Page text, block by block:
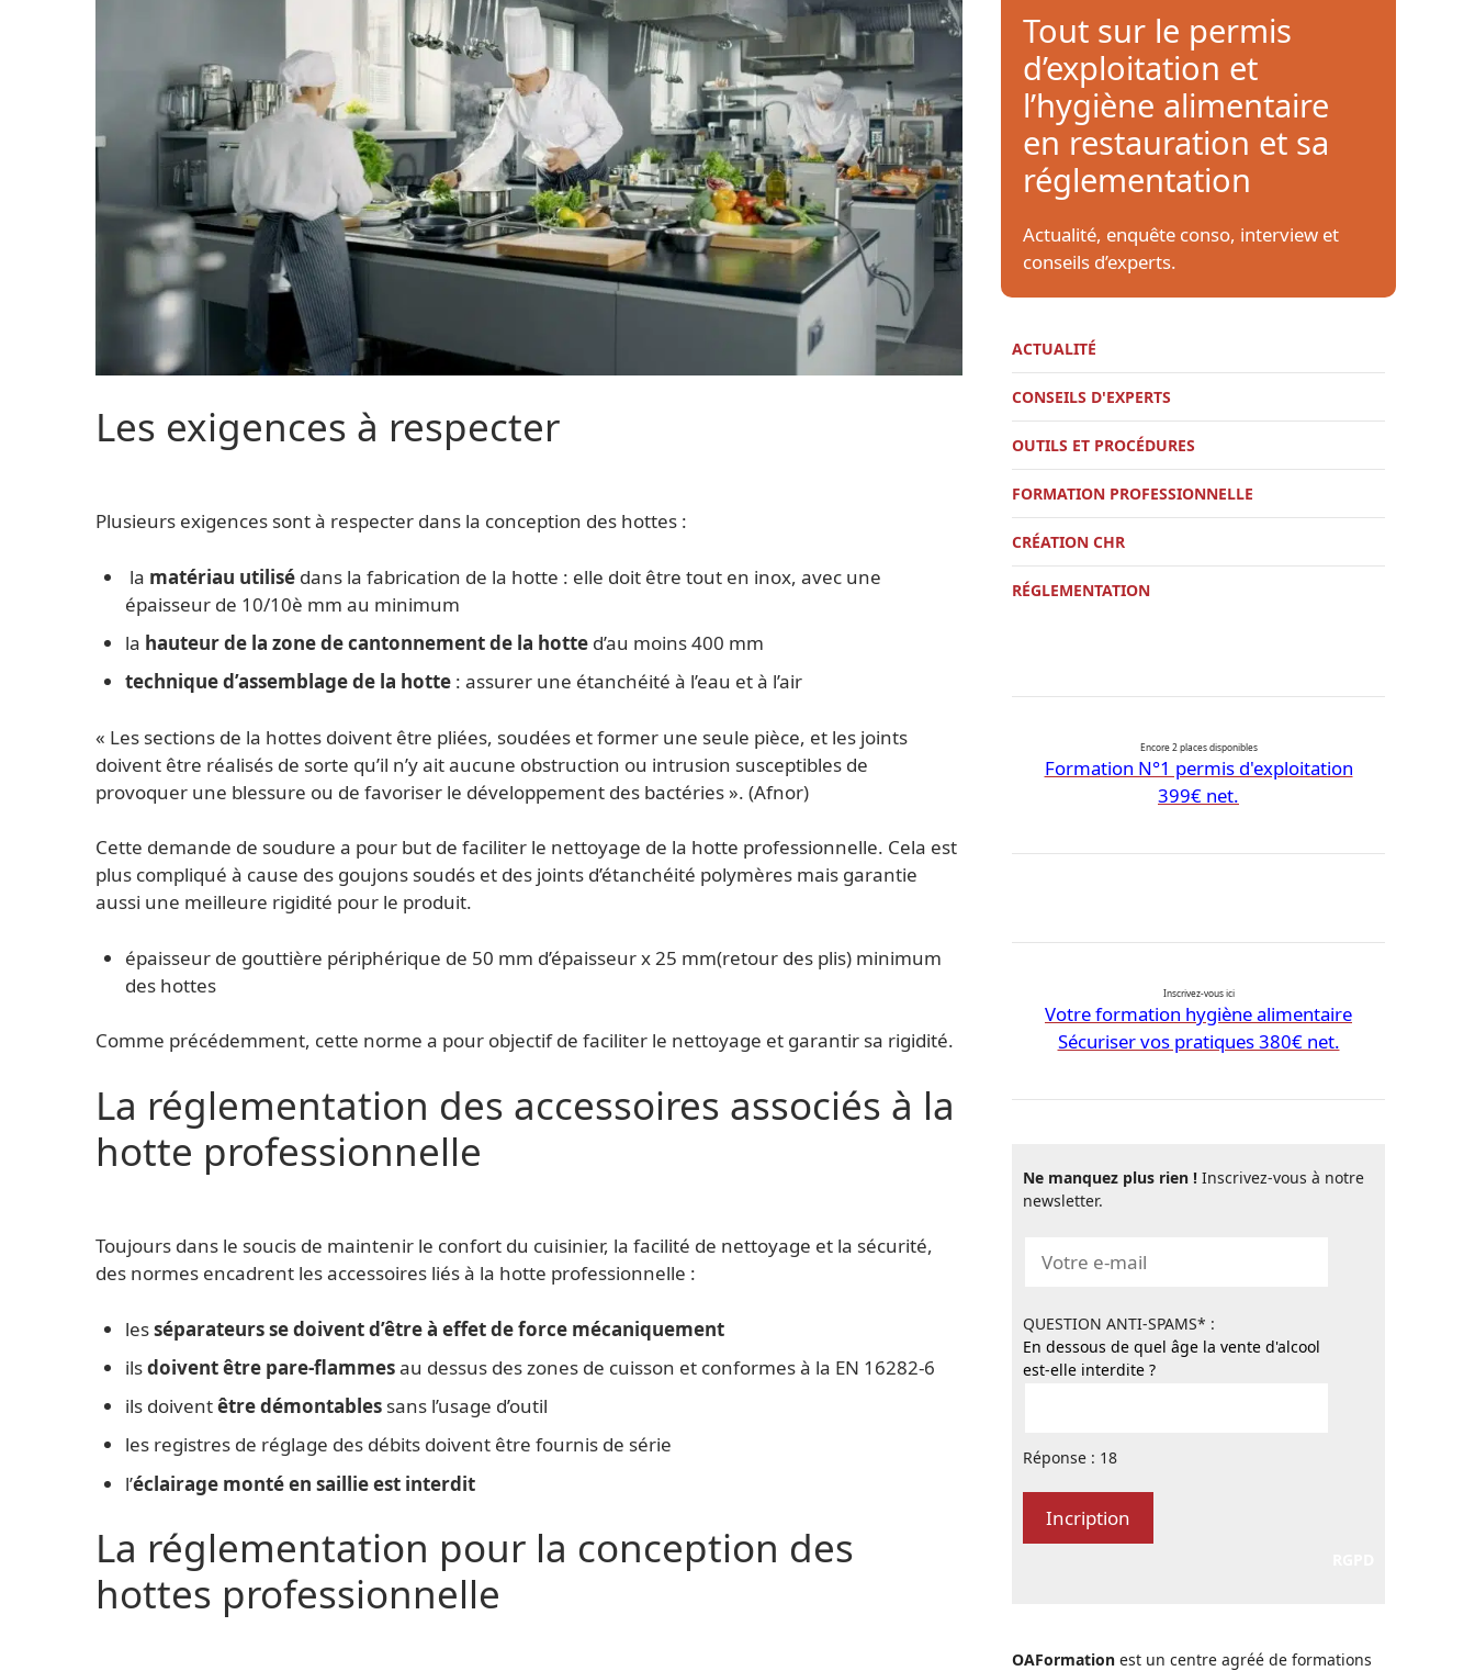
Les exigences à respecter
Plusieurs exigences sont à respecter dans la conception des hottes :
la matériau utilisé dans la fabrication de la hotte : elle doit être tout en inox, avec une
épaisseur de 10/10è mm au minimum
la hauteur de la zone de cantonnement de la hotte d’au moins 400 mm
technique d’assemblage de la hotte : assurer une étanchéité à l’eau et à l’air
« Les sections de la hottes doivent être pliées, soudées et former une seule pièce, et les joints
doivent être réalisés de sorte qu’il n’y ait aucune obstruction ou intrusion susceptibles de
provoquer une blessure ou de favoriser le développement des bactéries ». (Afnor)
Cette demande de soudure a pour but de faciliter le nettoyage de la hotte professionnelle. Cela est
plus compliqué à cause des goujons soudés et des joints d’étanchéité polymères mais garantie
aussi une meilleure rigidité pour le produit.
épaisseur de gouttière périphérique de 50 mm d’épaisseur x 25 mm(retour des plis) minimum
des hottes
Comme précédemment, cette norme a pour objectif de faciliter le nettoyage et garantir sa rigidité.
La réglementation des accessoires associés à la
hotte professionnelle
Toujours dans le soucis de maintenir le confort du cuisinier, la facilité de nettoyage et la sécurité,
des normes encadrent les accessoires liés à la hotte professionnelle :
lesséparateurs se doivent d’être à effet de force mécaniquement
ilsdoivent être pare-flammesau dessus des zones de cuisson et conformes à la EN 16282-6
ils doiventêtre démontables sans l’usage d’outil
les registres de réglage des débits doivent être fournis de série
l’éclairage monté en saillie est interdit
La réglementation pour la conception des
hottes professionnelle
Tout sur le permis
d’exploitation et
l’hygiène alimentaire
en restauration et sa
réglementation
Actualité, enquête conso, interview et
conseils d’experts.
ACTUALITÉ
CONSEILS D'EXPERTS
OUTILS ET PROCÉDURES
FORMATION PROFESSIONNELLE
CRÉATION CHR
RÉGLEMENTATION
Encore 2 places disponibles
Formation N°1 permis d'exploitation
399€ net.
Inscrivez-vous ici
Votre formation hygiène alimentaire
Sécuriser vos pratiques 380€ net.
Ne manquez plus rien ! Inscrivez-vous à notre
newsletter.
QUESTION ANTI-SPAMS* :
En dessous de quel âge la vente d'alcool
est-elle interdite ?
Réponse : 18
OAFormation est un centre agréé de formations